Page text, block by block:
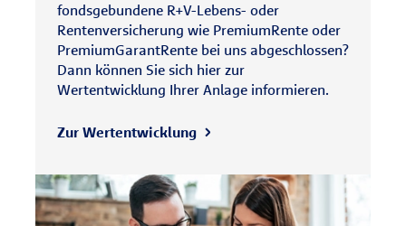
fondsgebundene R+V-Lebens- oder
Rentenversicherung wie PremiumRente oder
PremiumGarantRente bei uns abgeschlossen?
Dann können Sie sich hier zur
Wertentwicklung Ihrer Anlage informieren.
Zur Wertentwicklung